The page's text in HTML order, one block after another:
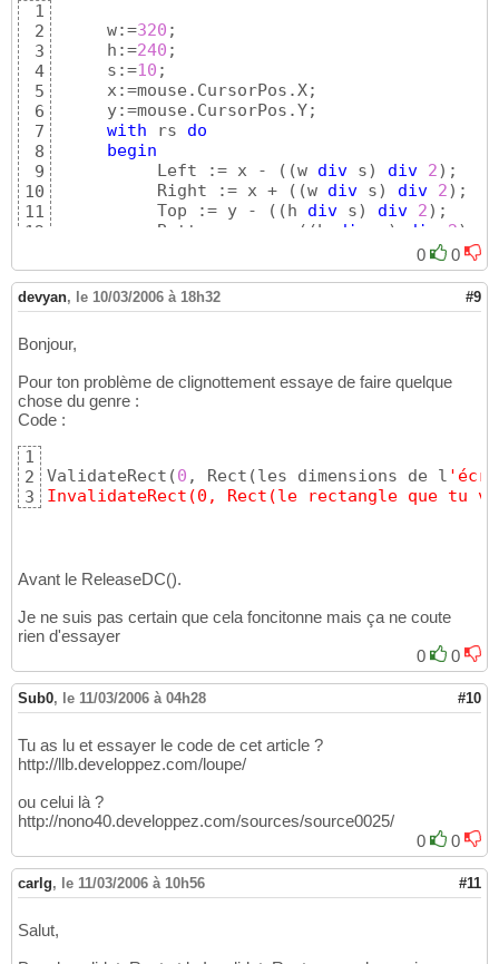
1
2
3
4
5
6
7
8
9
10
11
12
14
15
16
18
19
20
21
23
24
25
26
29
31
32
     w:=
320 ;
     h:=
240 ;
     s:=
10 ;
     x:=mouse.CursorPos.X;
     y:=mouse.CursorPos.Y;
with rs do
begin
          Left := x -
( (w div s) div 2) ;
          Right := x +
( (w div s) div 2) ;
          Top := y -
( ( h div s) div 2) ;
          Bottom := y +
( (h div ) div 2)
with rd do
begin
          Left := x -
(w div 2);
          Top := y -
          Bottom := y +
div 2
end;
     bmp := TBitmap.Create;
     bmp.LoadFromFile
     bmp.Height:=h;
     dsk := TCanvas.Create;
     dsk.Draw
     ReleaseDC
     dsk.Free;
     bmp.Free;
0 0
devyan, le 10/03/2006 à 18h32 #9
Bonjour,
Pour ton problème de clignottement essaye de faire quelque
chose du genre :
Code :
1
2
3
ValidateRect (0 , Rect (les dimensions de l
InvalidateRect(0, Rect(le rectangle que tu
Avant le ReleaseDC().
Je ne suis pas certain que cela foncitonne mais ça ne coute
rien d'essayer
0
0
Sub0, le 11/03/2006 à 04h28 #10
Tu as lu et essayer le code de cet article ?
http://llb.developpez.com/loupe/
ou celui là ?
http://nono40.developpez.com/sources/source0025/
0
0
carlg, le 11/03/2006 à 10h56 #11
Salut,